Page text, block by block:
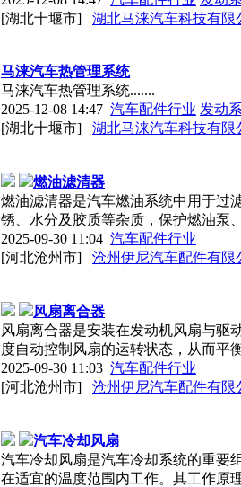
[湖北十堰市]
湖北马涞汽车科技有限
马涞汽车热管理系统
马涞汽车热管理系统.......
2025-12-08 14:47 汽车配件行业 发动
[湖北十堰市]
湖北马涞汽车科技有限
燃油滤清器
燃油滤清器是汽车燃油系统中用于过
锈、水分及胶质等杂质，保护燃油泵
2025-09-30 11:04 汽车配件行业
[河北沧州市]
沧州伊尼汽车配件有限
风扇离合器
风扇离合器是安装在发动机风扇与驱
度自动控制风扇的运转状态，从而平
2025-09-30 11:03 汽车配件行业
[河北沧州市]
沧州伊尼汽车配件有限
汽车冷却风扇
汽车冷却风扇是汽车冷却系统的重要
在适宜的温度范围内工作。其工作原